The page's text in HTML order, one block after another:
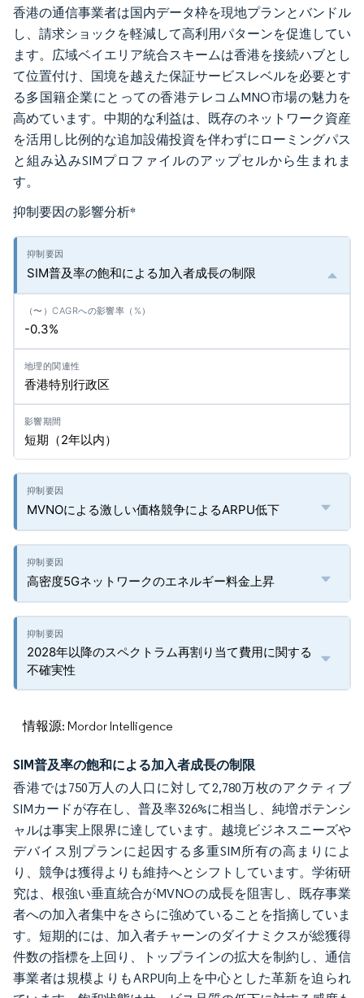
香港の通信事業者は国内データ枠を現地プランとバンドル
し、請求ショックを軽減して高利用パターンを促進してい
ます。広域ベイエリア統合スキームは香港を接続ハブとし
て位置付け、国境を越えた保証サービスレベルを必要とす
る多国籍企業にとっての香港テレコムMNO市場の魅力を
高めています。中期的な利益は、既存のネットワーク資産
を活用し比例的な追加設備投資を伴わずにローミングパス
と組み込みSIMプロファイルのアップセルから生まれま
す。
抑制要因の影響分析*
SIM普及率の飽和による加入者成長の制限
-0.3%
香港特別行政区
短期（2年以内）
MVNOによる激しい価格競争によるARPU低下
高密度5Gネットワークのエネルギー料金上昇
2028年以降のスペクトラム再割り当て費用に関する
不確実性
情報源: Mordor Intelligence
SIM普及率の飽和による加入者成長の制限
香港では750万人の人口に対して2,780万枚のアクティブ
SIMカードが存在し、普及率326%に相当し、純増ポテンシ
ャルは事実上限界に達しています。越境ビジネスニーズや
デバイス別プランに起因する多重SIM所有の高まりによ
り、競争は獲得よりも維持へとシフトしています。学術研
究は、根強い垂直統合がMVNOの成長を阻害し、既存事業
者への加入者集中をさらに強めていることを指摘していま
す。短期的には、加入者チャーンのダイナミクスが総獲得
件数の指標を上回り、トップラインの拡大を制約し、通信
事業者は規模よりもARPU向上を中心とした革新を迫られ